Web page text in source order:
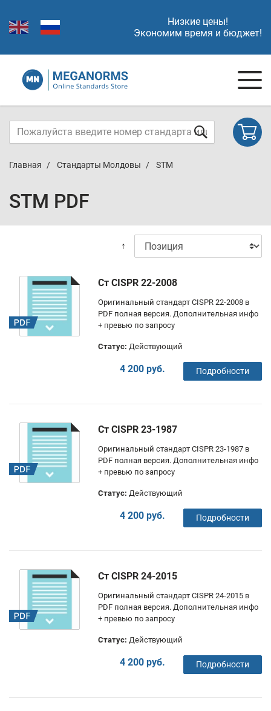
Низкие цены!
Экономим время и бюджет!
Главная Стандарты Молдовы STM
STM PDF
↑
Ст CISPR 22-2008
Оригинальный стандарт CISPR 22-2008 в
PDF полная версия. Дополнительная инфо
+ превью по запросу
Статус: Действующий
4 200 руб. Подробности
Ст CISPR 23-1987
Оригинальный стандарт CISPR 23-1987 в
PDF полная версия. Дополнительная инфо
+ превью по запросу
Статус: Действующий
4 200 руб. Подробности
Ст CISPR 24-2015
Оригинальный стандарт CISPR 24-2015 в
PDF полная версия. Дополнительная инфо
+ превью по запросу
Статус: Действующий
4 200 руб. Подробности